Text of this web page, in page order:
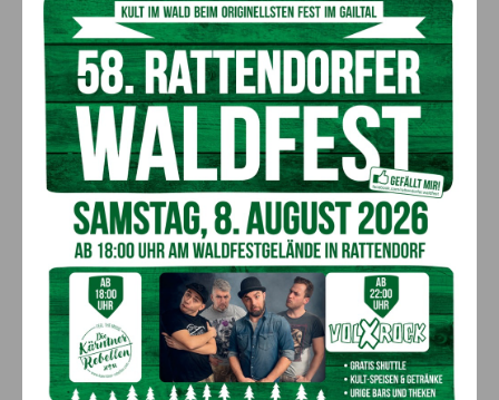
verabschiedet sich nach 13
Jahren als Landeshauptmann
wieder frei befahrbar
AKTUELLES
Ein langes Leben ging zu Ende: Anna
Stulier im 106. Lebensjahr verstorben
Aktuell 8. August 2026
Ehrung für 50 Jahre Chorleitung:
Kärntner Lorbeer in Gold für Herwig
Schwarz
Aktuell 8. August 2026